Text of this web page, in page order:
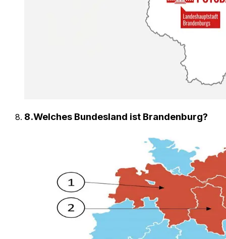
8.Welches Bundesland ist Brandenburg?